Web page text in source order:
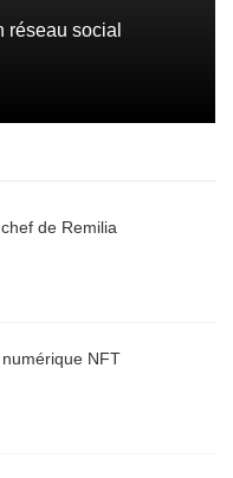
réseau social
de Remilia
NFT